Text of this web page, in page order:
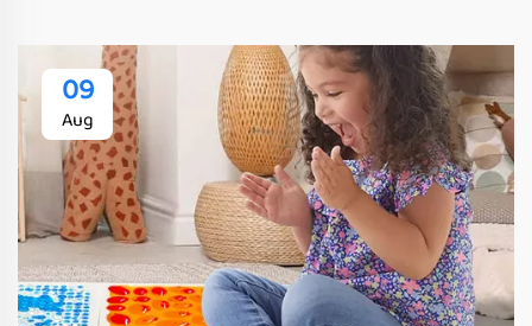
09
Aug